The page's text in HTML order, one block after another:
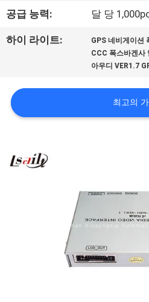
여
여
품
공급 능력: 달 당
하이 라이트: GPS 네비게이션
CCC 폭스바겐사
아우디 VER1.7
최고의